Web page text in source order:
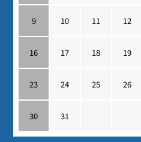
9 10 11 12
16 17 18 19
23 24 25 26
30 31